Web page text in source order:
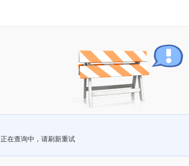
正在查询中，请刷新重试